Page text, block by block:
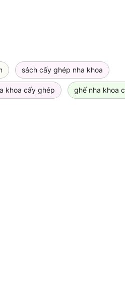
sách cấy ghép nha khoa
khoa cấy ghép ghế nha khoa